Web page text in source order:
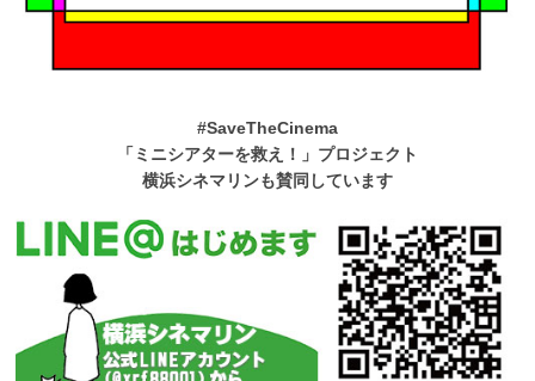
#SaveTheCinema
「ミニシアターを救え！」プロジェクト
横浜シネマリンも賛同しています